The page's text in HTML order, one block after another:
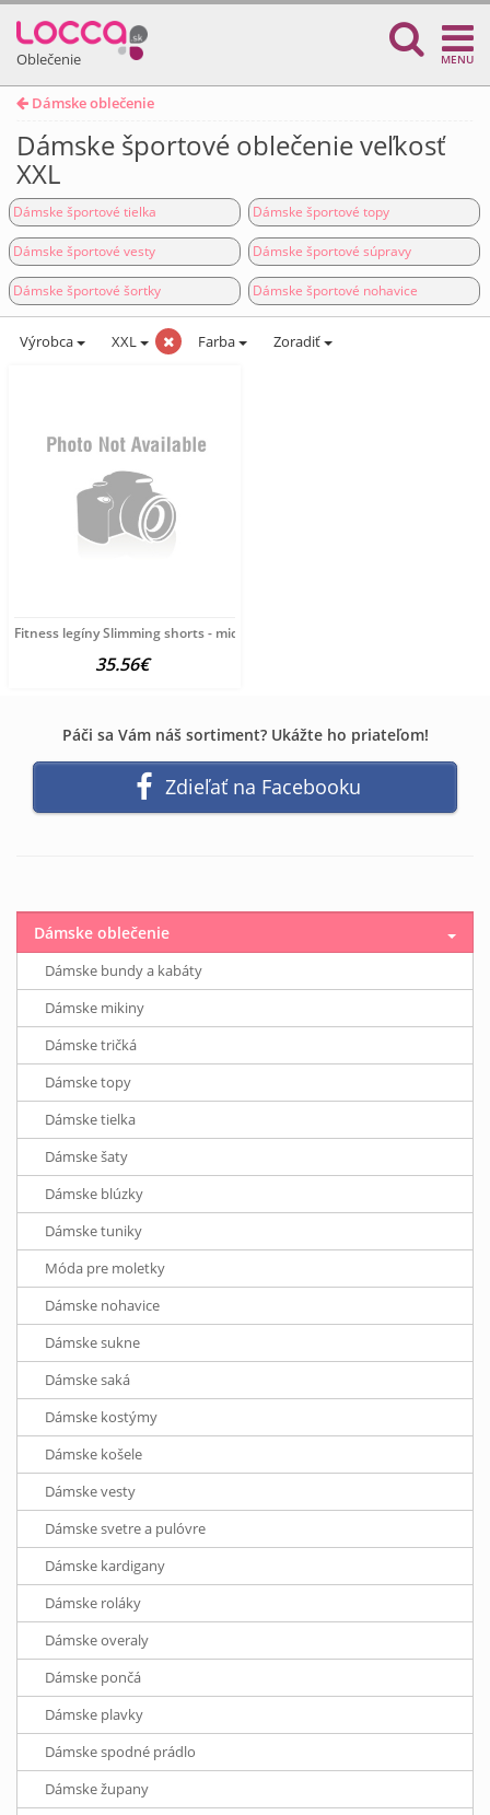
Oblečenie MENU
Dámske oblečenie
Dámske športové oblečenie veľkosť
XXL
Dámske športové tielka Dámske športové topy
Dámske športové vesty Dámske športové súpravy
Dámske športové šortky Dámske športové nohavice
Výrobca XXL Farba Zoradiť
Fitness legíny Slimming shorts - middle
35.56€
Páči sa Vám náš sortiment? Ukážte ho priateľom!
Zdieľať na Facebooku
Dámske oblečenie
Dámske bundy a kabáty
Dámske mikiny
Dámske tričká
Dámske topy
Dámske tielka
Dámske šaty
Dámske blúzky
Dámske tuniky
Móda pre moletky
Dámske nohavice
Dámske sukne
Dámske saká
Dámske kostýmy
Dámske košele
Dámske vesty
Dámske svetre a pulóvre
Dámske kardigany
Dámske roláky
Dámske overaly
Dámske pončá
Dámske plavky
Dámske spodné prádlo
Dámske župany